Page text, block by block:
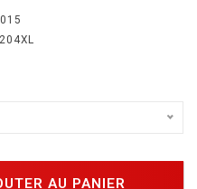
AU PANIER